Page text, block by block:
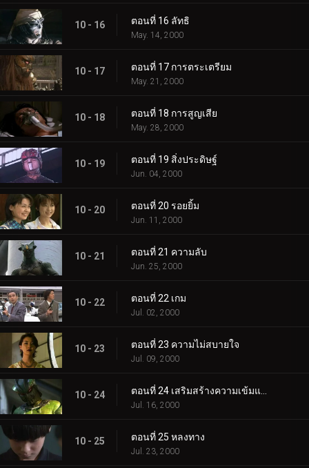
10 - 16 ตอนที่ 16 ลัทธิ
May. 14, 2000
10 - 17 ตอนที่ 17 การตระเตรียม
May. 21, 2000
10 - 18 ตอนที่ 18 การสูญเสีย
May. 28, 2000
10 - 19 ตอนที่ 19 สิ่งประดิษฐ์
Jun. 04, 2000
10 - 20 ตอนที่ 20 รอยยิ้ม
Jun. 11, 2000
10 - 21 ตอนที่ 21 ความลับ
Jun. 25, 2000
10 - 22 ตอนที่ 22 เกม
Jul. 02, 2000
10 - 23 ตอนที่ 23 ความไม่สบายใจ
Jul. 09, 2000
10 - 24
Jul. 16, 2000
10 - 25 ตอนที่ 25 หลงทาง
Jul. 23, 2000